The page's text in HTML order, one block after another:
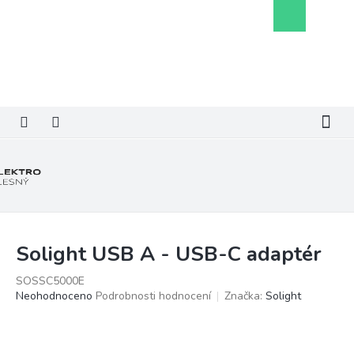
košík
Solight USB A - USB-C adaptér
SOSSC5000E
Průměrné
Neohodnoceno Podrobnosti hodnocení Značka: Solight